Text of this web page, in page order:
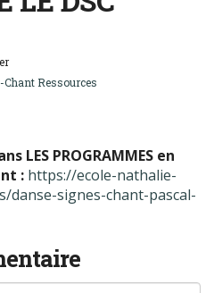
ChantRessources
LES PROGRAMMES en
: https://ecole-nathalie-
signes-chant-pascal-